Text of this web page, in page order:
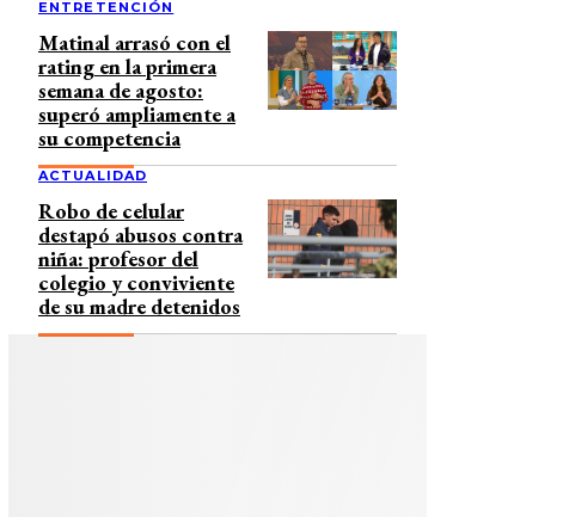
ENTRETENCIÓN
Matinal arrasó con el
rating en la primera
semana de agosto:
superó ampliamente a
su competencia
ACTUALIDAD
Robo de celular
destapó abusos contra
niña: profesor del
colegio y conviviente
de su madre detenidos